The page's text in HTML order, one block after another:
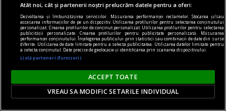
gambling
Fenomenul gamblingului social: cum devine
uneori comunicarea mai importantă decât
rezultatele în sine
Jocurile de noroc online au fost proiectate în
mare parte ca resurse pentru distracție pe cont
propriu, de la distanță, oferind intimitate -
utilizatorul interacționează asumat doar cu
Atât noi, cât și partenerii noștri prelucrăm datele pentru a oferi:
Dezvoltarea și îmbunătățirea serviciilor. Măsurarea performanței reclamelor. Stocarea și/sau
accesarea informațiilor de pe un dispozitiv. Utilizarea profilurilor pentru selectarea conținutului
personalizat. Crearea profilurilor de conținut personalizat. Utilizarea profilurilor pentru selectarea
publicității personalizate. Crearea profilurilor pentru publicitate personalizată. Măsurarea
performanței conținutului. Înțelegerea publicului prin statistici sau combinații de date din surse
diferite. Utilizarea de date limitate pentru a selecta publicitatea. Utilizarea datelor limitate pentru
a selecta conținutul. Date precise de geolocație și identificarea prin scanarea dispozitivului.
Listă parteneri (furnizori)
ACCEPT TOATE
VREAU SA MODIFIC SETARILE INDIVIDUAL